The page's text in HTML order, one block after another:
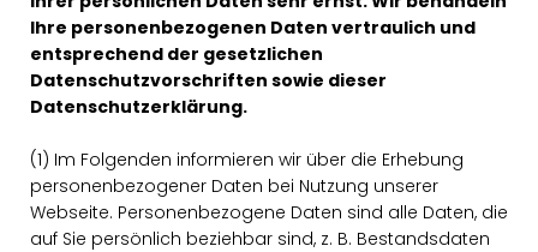
Ihre personenbezogenen Daten vertraulich und
entsprechend der gesetzlichen
Datenschutzvorschriften sowie dieser
Datenschutzerklärung.
(1) Im Folgenden informieren wir über die Erhebung
personenbezogener Daten bei Nutzung unserer
Webseite. Personenbezogene Daten sind alle Daten, die
auf Sie persönlich beziehbar sind, z. B. Bestandsdaten